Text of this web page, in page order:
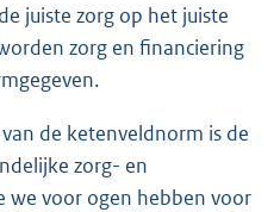
juiste zorg op het juiste
zorg en financiering
de ketenveldnorm is de
zorg- en
we voor ogen hebben voor